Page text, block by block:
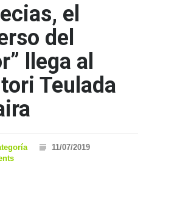
el
del
llega al
Teulada
11/07/2019